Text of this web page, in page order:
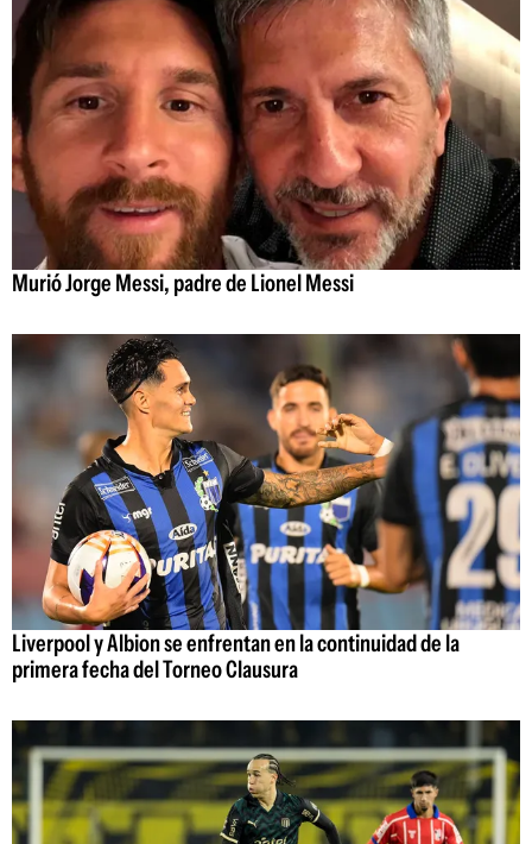
Murió Jorge Messi, padre de Lionel Messi
Liverpool y Albion se enfrentan en la continuidad de la
primera fecha del Torneo Clausura